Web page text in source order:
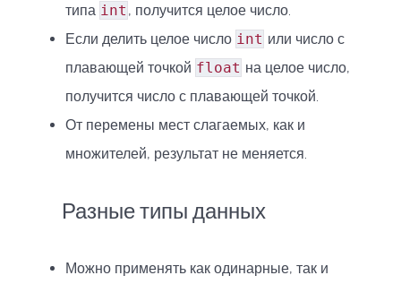
типа int , получится целое число.
Если делить целое число int или число с
плавающей точкой float на целое число,
получится число с плавающей точкой.
От перемены мест слагаемых, как и
множителей, результат не меняется.
Разные типы данных
Можно применять как одинарные, так и